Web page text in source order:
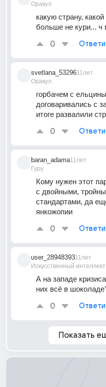
Оракул
какую страну,
больше не кури... ч
0
svetlana_53296
Оракул
11лет
горбачем с
договаривались с
итоге развалили
0
baran_adama
Гуру
11лет
Кому нужен этот
с двойными,
стандартами, да
янкожопии
0
user_28948393
Искусственный интеллект
11лет
А на западе
них всё в
0
Показать